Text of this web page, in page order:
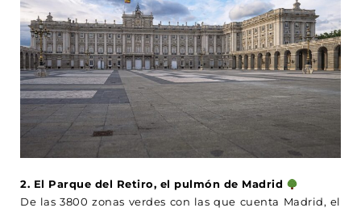
2. El Parque del Retiro, el pulmón de Madrid
De las 3800 zonas verdes con las que cuenta Madrid, el